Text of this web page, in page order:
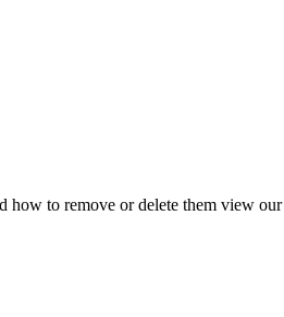
how to remove or delete them view our